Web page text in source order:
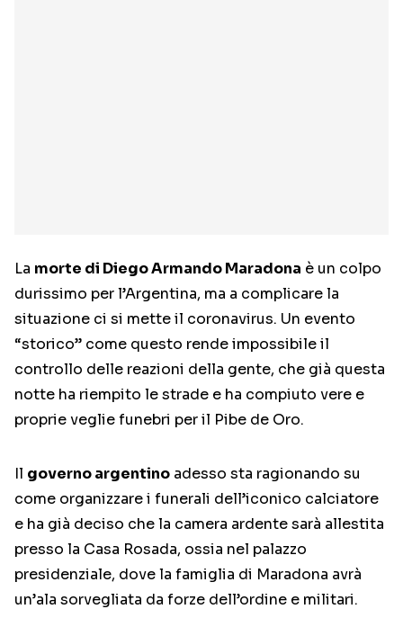
La morte di Diego Armando Maradona è un colpo
durissimo per l’Argentina, ma a complicare la
situazione ci si mette il coronavirus. Un evento
“storico” come questo rende impossibile il
controllo delle reazioni della gente, che già questa
notte ha riempito le strade e ha compiuto vere e
proprie veglie funebri per il Pibe de Oro.
Il governo argentino adesso sta ragionando su
come organizzare i funerali dell’iconico calciatore
e ha già deciso che la camera ardente sarà allestita
presso la Casa Rosada, ossia nel palazzo
presidenziale, dove la famiglia di Maradona avrà
un’ala sorvegliata da forze dell’ordine e militari.